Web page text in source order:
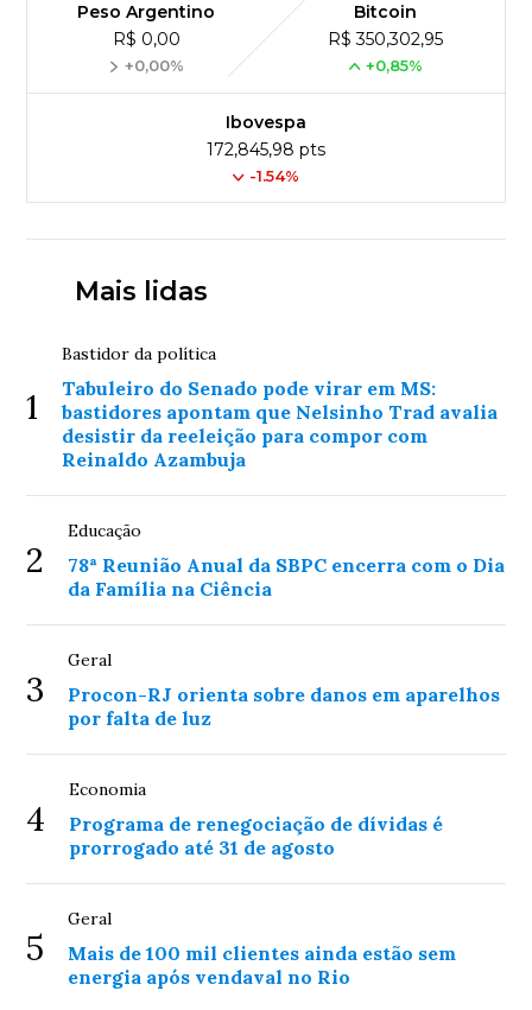
Peso Argentino
R$ 0,00
+0,00%
Bitcoin
R$ 350,302,95
+0,85%
Ibovespa
172,845,98 pts
-1.54%
Mais lidas
1
Bastidor da política
Tabuleiro do Senado pode virar em MS:
bastidores apontam que Nelsinho Trad avalia
desistir da reeleição para compor com
Reinaldo Azambuja
2
Educação
78ª Reunião Anual da SBPC encerra com o Dia
da Família na Ciência
3
Geral
Procon-RJ orienta sobre danos em aparelhos
por falta de luz
4
Economia
Programa de renegociação de dívidas é
prorrogado até 31 de agosto
5
Geral
Mais de 100 mil clientes ainda estão sem
energia após vendaval no Rio